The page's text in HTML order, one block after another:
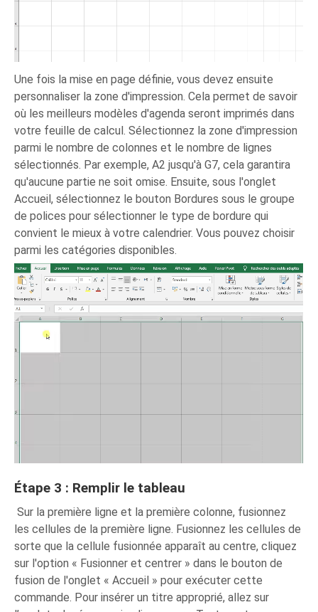
Une fois la mise en page définie, vous devez ensuite
personnaliser la zone d'impression. Cela permet de savoir
où les meilleurs modèles d'agenda seront imprimés dans
votre feuille de calcul. Sélectionnez la zone d'impression
parmi le nombre de colonnes et le nombre de lignes
sélectionnés. Par exemple, A2 jusqu'à G7, cela garantira
qu'aucune partie ne soit omise. Ensuite, sous l'onglet
Accueil, sélectionnez le bouton Bordures sous le groupe
de polices pour sélectionner le type de bordure qui
convient le mieux à votre calendrier. Vous pouvez choisir
parmi les catégories disponibles.
Étape 3 : Remplir le tableau
Sur la première ligne et la première colonne, fusionnez
les cellules de la première ligne. Fusionnez les cellules de
sorte que la cellule fusionnée apparaît au centre, cliquez
sur l'option « Fusionner et centrer » dans le bouton de
fusion de l'onglet « Accueil » pour exécuter cette
commande. Pour insérer un titre approprié, allez sur